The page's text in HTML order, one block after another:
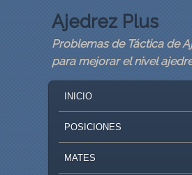
Ajedrez Plus
Problemas de Táctica de
para mejorar el nivel
SKIP TO PRIMARY CONTENT
SKIP TO SECONDARY
INICIO
POSICIONES
MATES